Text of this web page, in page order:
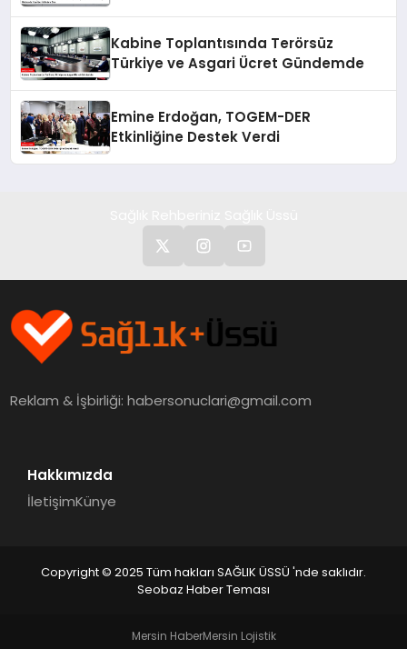
Kabine Toplantısında Terörsüz
Türkiye ve Asgari Ücret Gündemde
Emine Erdoğan, TOGEM-DER
Etkinliğine Destek Verdi
Reklam & İşbirliği:habersonuclari@gmail.com
Hakkımızda
İletişimKünye
Copyright © 2025 Tüm hakları SAĞLIK ÜSSÜ 'nde saklıdır.
Seobaz Haber Teması
Mersin HaberMersin Lojistik